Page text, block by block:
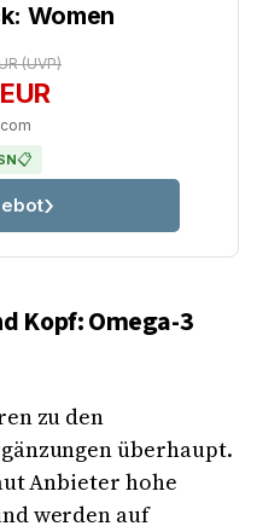
Women
(UVP)
📋
Kopf: Omega-3
zu den
überhaupt.
Anbieter hohe
werden auf